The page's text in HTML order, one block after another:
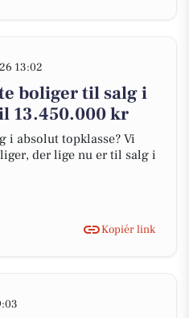
13:02
boliger til salg i
13.450.000 kr
i absolut topklasse? Vi
der lige nu er til salg i
Kopiér link